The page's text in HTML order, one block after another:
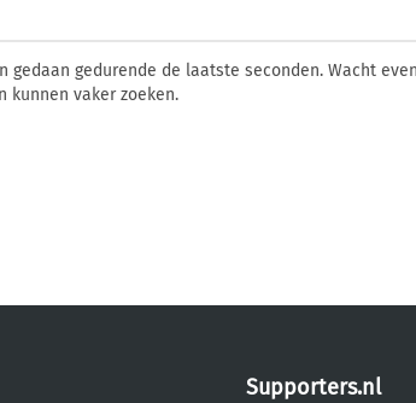
gedaan gedurende de laatste seconden. Wacht
kunnen vaker zoeken.
Supporters.nl